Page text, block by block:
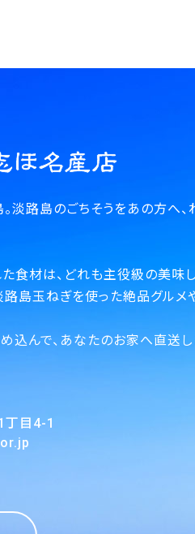
淡路島のごちそうをあの方へ、
食材は、どれも主役級の美味し
島玉ねぎを使った絶品グルメ
込んで、あなたのお家へ直送し
目4-1